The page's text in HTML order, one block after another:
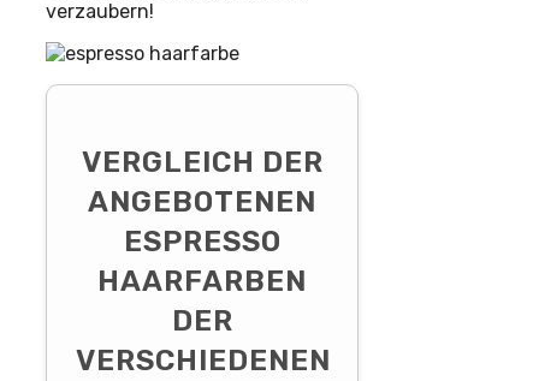
verzaubern!
VERGLEICH DER
ANGEBOTENEN
ESPRESSO
HAARFARBEN
DER
VERSCHIEDENEN